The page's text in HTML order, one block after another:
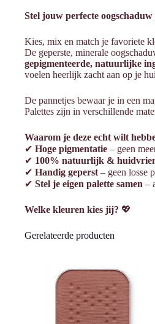
Stel jouw perfecte
Kies, mix en match je favoriete
De geperste, minerale
gepigmenteerde, natuurlijke
voelen heerlijk zacht aan op je
De pannetjes bewaar je in een
Palettes zijn in verschillende
Waarom je deze echt wilt
✔ Hoge pigmentatie – geen
✔ 100% natuurlijk &
✔ Handig geperst – geen losse
✔ Stel je eigen palette samen –
Welke kleuren kies jij? 💖
Gerelateerde producten